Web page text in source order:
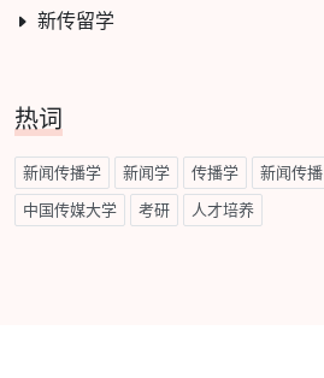
新传留学
热词
新闻传播学 新闻学 传播学 新闻传播
中国传媒大学 考研 人才培养